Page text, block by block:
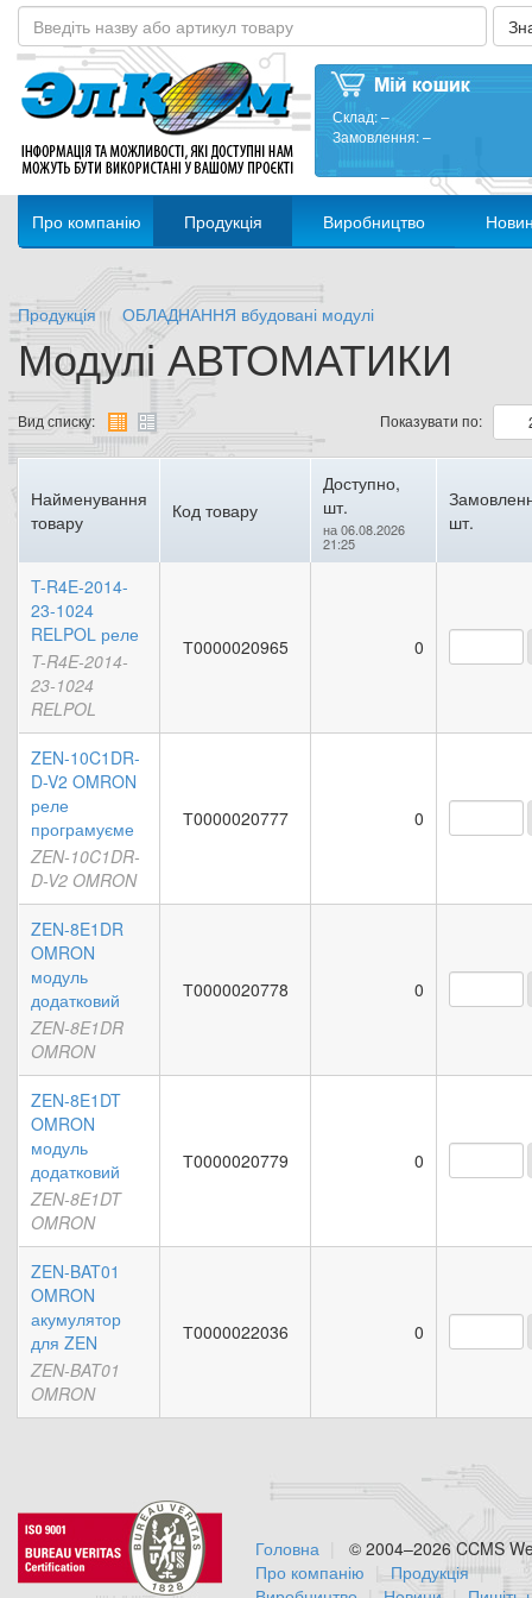
Склад:–
Замовлення:–
Про компанію Продукція Виробництво
Продукція ОБЛАДНАННЯ вбудовані модулі
Модулі АВТОМАТИКИ
Вид списку: Показувати по:
Найменування
товару
Код товару
Доступно,
шт.
на 06.08.2026
21:25
шт.
T-R4E-2014-
23-1024
RELPOL реле
T-R4E-2014-
23-1024
RELPOL
Т0000020965 0
ZEN-10C1DR-
D-V2 OMRON
реле
програмуєме
ZEN-10C1DR-
D-V2 OMRON
Т0000020777 0
ZEN-8E1DR
OMRON
модуль
додатковий
ZEN-8E1DR
OMRON
Т0000020778 0
ZEN-8E1DT
OMRON
модуль
додатковий
ZEN-8E1DT
OMRON
Т0000020779 0
ZEN-BAT01
OMRON
акумулятор
для ZEN
ZEN-BAT01
OMRON
Т0000022036 0
© 2004–2026 CCMS
Головна
Про компанію
Продукція